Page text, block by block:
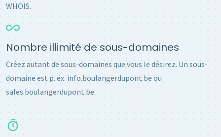
WHOIS.
Nombre illimité de sous-domaines
Créez autant de sous-domaines que vous le désirez. Un sous-
domaine est p. ex. info.boulangerdupont.be ou
sales.boulangerdupont.be.